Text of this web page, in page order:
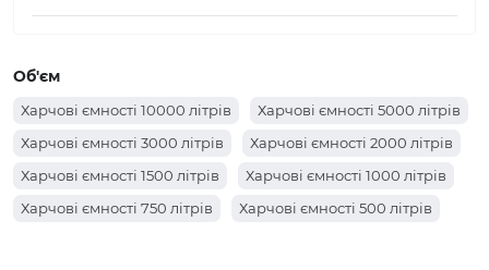
Об'єм
Харчові ємності 10000 літрів
Харчові ємності 5000 літрів
Харчові ємності 3000 літрів
Харчові ємності 2000 літрів
Харчові ємності 1500 літрів
Харчові ємності 1000 літрів
Харчові ємності 750 літрів
Харчові ємності 500 літрів